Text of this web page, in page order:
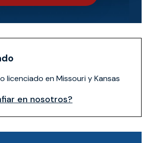
licenciado en Missouri y Kansas
en nosotros?